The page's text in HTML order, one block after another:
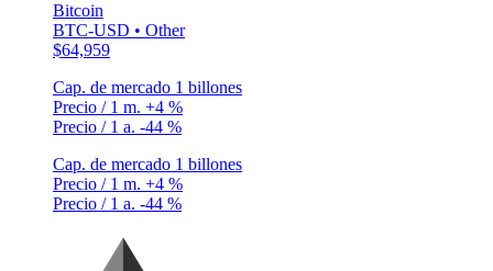
Bitcoin
BTC-USD • Other
$64,959
Cap. de mercado 1 billones
Precio / 1 m. +4 %
Precio / 1 a. -44 %
Cap. de mercado 1 billones
Precio / 1 m. +4 %
Precio / 1 a. -44 %